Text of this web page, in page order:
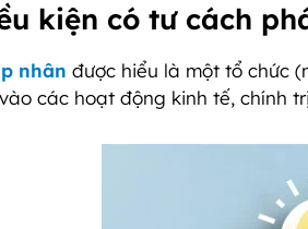
kiện có tư cách
nhân được hiểu là một tổ chức
các hoạt động kinh tế, chính